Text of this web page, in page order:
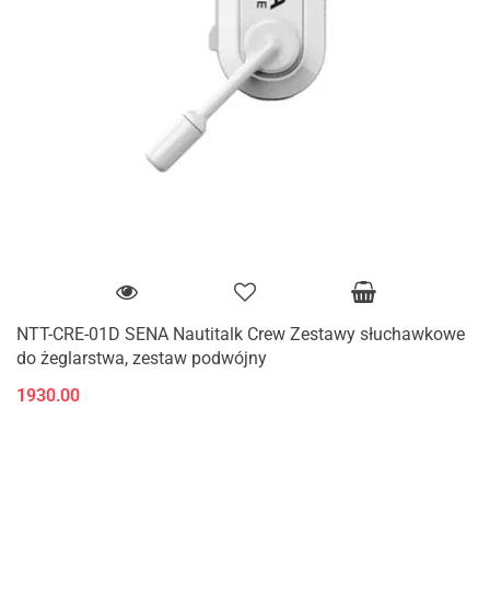
NTT-CRE-01D SENA Nautitalk Crew Zestawy słuchawkowe
do żeglarstwa, zestaw podwójny
1930.00